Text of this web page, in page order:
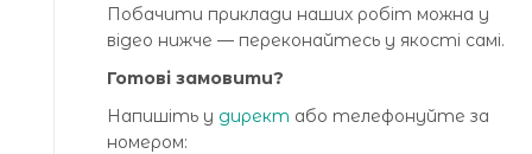
Побачити приклади наших робіт можна у
відео нижче — переконайтесь у якості самі.
Готові замовити?
Напишіть у директ або телефонуйте за
номером: